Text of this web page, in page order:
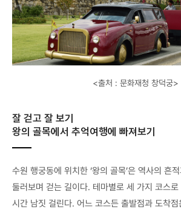
<출처 : 문화재청 창덕궁>
잘 걷고 잘 보기
왕의 골목에서 추억여행에 빠져보기
수원 행궁동에 위치한 ‘왕의 골목’은 역사의 흔
둘러보며 걷는 길이다. 테마별로 세 가지 코스
시간 남짓 걸린다. 어느 코스든 출발점과 도착